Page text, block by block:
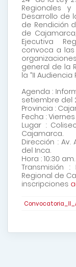
Regionales
Desarrollo de
de Rendición
de
Ejecutiva
convoca a
general de la
la “II Audiencia
Agenda :
setiembre del
Provincia :
Fecha :
Lugar :
Cajamarca.
Dirección :
del Inca.
Hora : 10:30 am.
Transmisión
Regional de
inscripciones